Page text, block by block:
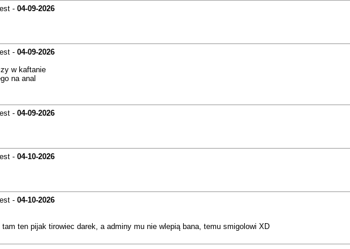
- 04-09-2026
- 04-09-2026
w kaftanie
na anal
- 04-09-2026
- 04-10-2026
- 04-10-2026
ten pijak tirowiec darek, a adminy mu nie wlepią bana, temu smigolowi XD